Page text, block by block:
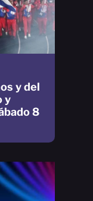
y del
y
8